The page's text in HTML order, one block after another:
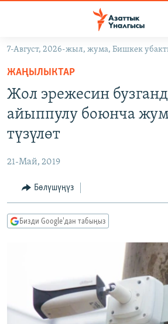
Навигацияга
өтүңүз
Издөөгө
салыңызКЫРГЫЗСТАН
МАДАНИЯТ
ТВ ПРОГРАММАЛАР
БҮГҮН АЗАТТЫКТА
АЗАТТЫК+
ЫҢГАЙСЫЗ СУРООЛОР
ПОДКАСТ
7-Август, 2026-жыл, жума, Бишкек
ЖАҢЫЛЫКТАР
Жол эрежесин
айыппулу боюнча
түзүлөт
21-Май, 2019
Бөлүшүңүз
Бизди Google'дан табыңыз